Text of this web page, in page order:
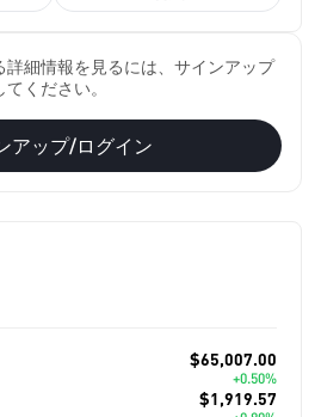
詳細情報を見るには、サインアップ
ください。
アップ/ログイン
$65,007.00
+0.50%
$1,919.57